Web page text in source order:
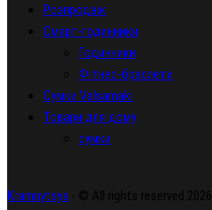
Розпродаж
Смарт-годинники
Годинники
Фітнес-браслети
Сумки Valsamaki
Товари для дому
сумки
Kramnytsya - © All rights reserved 2026